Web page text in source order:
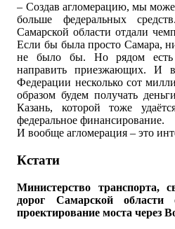
– Создав агломерацию, мы
больше федеральных
Самарской области отдали
Если бы была просто Самара,
не было бы. Но рядом есть
направить приезжающих. И
Федерации несколько сот
образом будем получать
Казань, которой тоже
федеральное финансирование.
И вообще агломерация – это
Кстати
Министерство транспорта,
дорог Самарской области
проектирование моста через